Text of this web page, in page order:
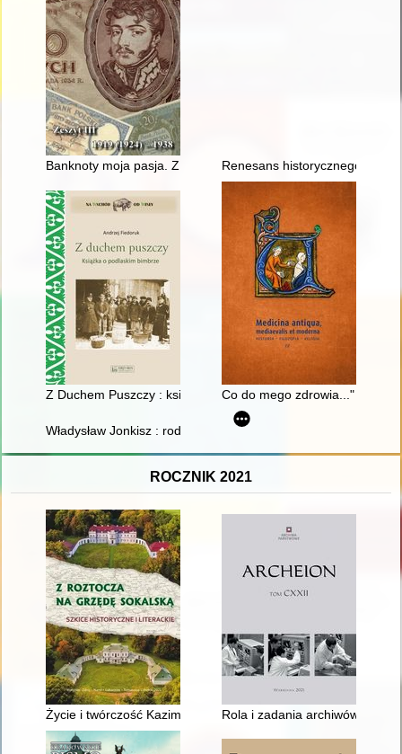
Banknoty moja pasja. Z. 3, Renesans historycznego
Z Duchem Puszczy : książka o podlaskim bimbrze
Co do mego zdrowia..." :
Władysław Jonkisz : rodzina, nauka, praca, polityka :
ROCZNIK 2021
Życie i twórczość Kazimierza Zbigniewa Łońskiego
Rola i zadania archiwów